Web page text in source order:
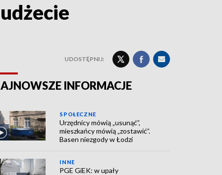
UDOSTĘPNIJ:
INFORMACJE
SPOŁECZNE
Urzędnicy mówią „usunąć”,
mieszkańcy mówią „zostawić”.
Basen niezgody w Łodzi
INNE
PGE GiEK: w upały